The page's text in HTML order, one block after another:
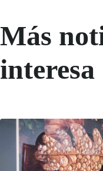
Más
interesa